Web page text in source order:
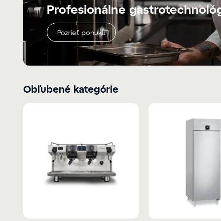
Profesionálne
Pozrieť ponuku
Obľubené kategórie